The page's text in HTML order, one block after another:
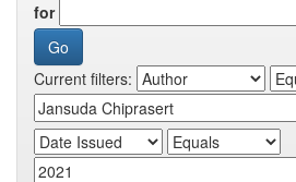
for
Current filters: